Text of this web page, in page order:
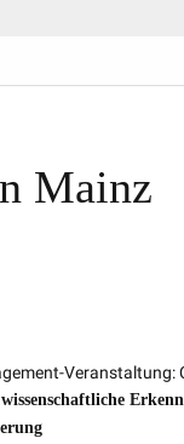
Mainz
Veranstaltung: